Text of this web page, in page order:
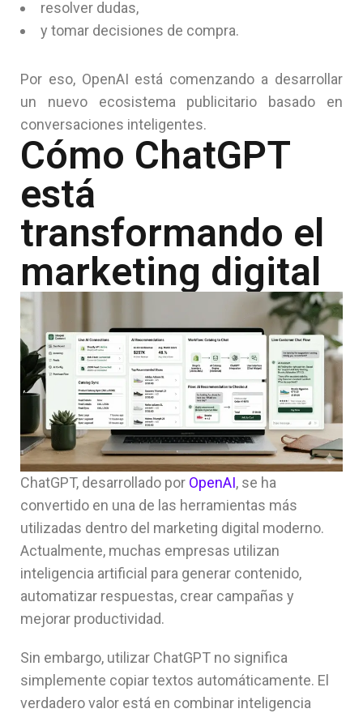
resolver dudas,
y tomar decisiones de compra.
Por eso, OpenAI está comenzando a desarrollar
un nuevo ecosistema publicitario basado en
conversaciones inteligentes.
Cómo ChatGPT
está
transformando el
marketing digital
ChatGPT, desarrollado por OpenAI, se ha
convertido en una de las herramientas más
utilizadas dentro del marketing digital moderno.
Actualmente, muchas empresas utilizan
inteligencia artificial para generar contenido,
automatizar respuestas, crear campañas y
mejorar productividad.
Sin embargo, utilizar ChatGPT no significa
simplemente copiar textos automáticamente. El
verdadero valor está en combinar inteligencia